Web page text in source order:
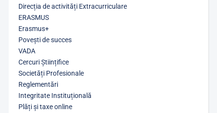
Direcția de activități Extracurriculare
ERASMUS
Erasmus+
Povești de succes
VADA
Cercuri Științifice
Societăți Profesionale
Reglementări
Integritate Instituțională
Plăți și taxe online